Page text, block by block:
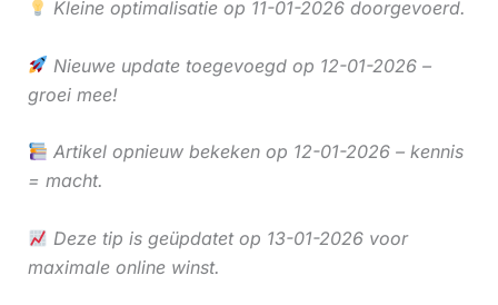
Kleine optimalisatie op 11-01-2026 doorgevoerd.
Nieuwe update toegevoegd op 12-01-2026 –
groei mee!
Artikel opnieuw bekeken op 12-01-2026 – kennis
= macht.
Deze tip is geüpdatet op 13-01-2026 voor
maximale online winst.